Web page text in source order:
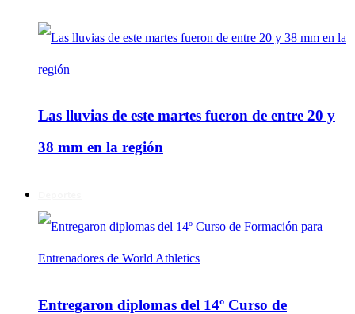
Las lluvias de este martes fueron de entre 20 y
38 mm en la región
Entregaron diplomas del 14º Curso de